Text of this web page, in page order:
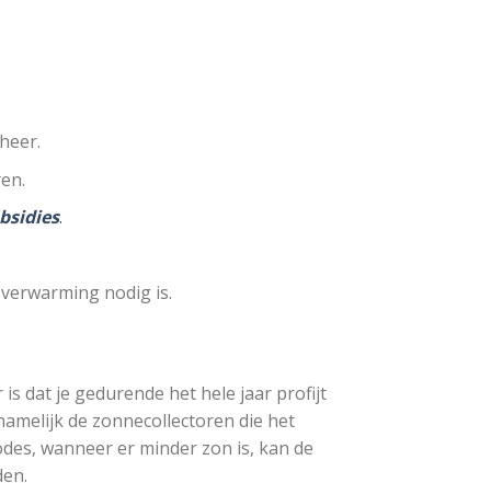
.
nodig is.
dat je gedurende het hele jaar profijt
de zonnecollectoren die het
wanneer er minder zon is, kan de